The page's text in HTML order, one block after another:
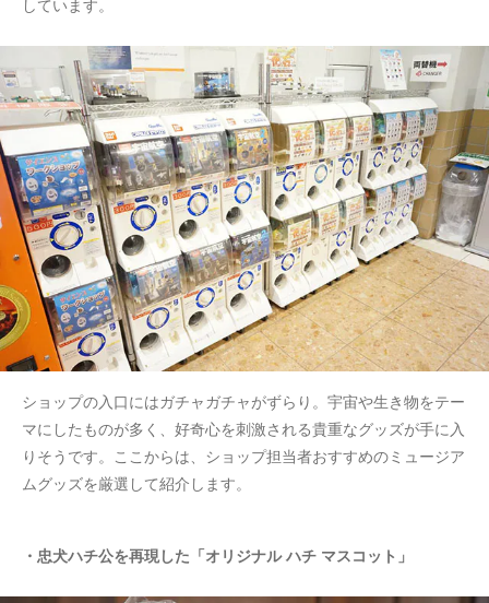
しています。
ショップの入口にはガチャガチャがずらり。宇宙や生き物をテー
マにしたものが多く、好奇心を刺激される貴重なグッズが手に入
りそうです。ここからは、ショップ担当者おすすめのミュージア
ムグッズを厳選して紹介します。
・忠犬ハチ公を再現した「オリジナル ハチ マスコット」